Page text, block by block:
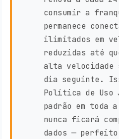
consumir a
permanece
ilimitados em
reduzidas até
alta velocidade
dia seguinte.
Política de Uso
padrão em toda
nunca ficará
dados —